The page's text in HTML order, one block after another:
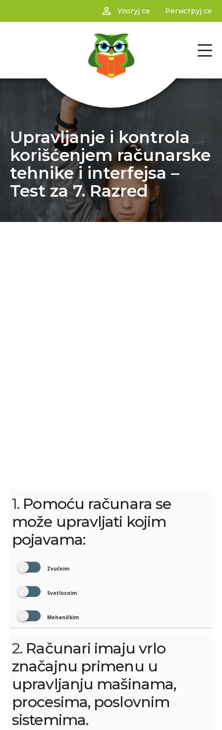
person_outline Улогуј се Региструј се
Upravljanje i kontrola
korišćenjem računarske
tehnike i interfejsa –
Test za 7. Razred
1. Pomoću računara se
može upravljati kojim
pojavama:
Zvučnim
Svetlosnim
Mehaničkim
2. Računari imaju vrlo
značajnu primenu u
upravljanju mašinama,
procesima, poslovnim
sistemima.